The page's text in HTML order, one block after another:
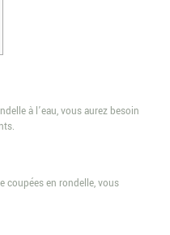
à l’eau, vous aurez besoin
coupées en rondelle, vous